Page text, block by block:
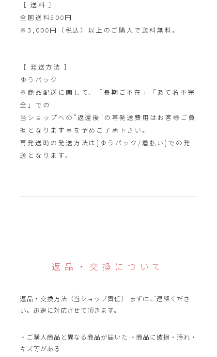
［ 送料 ］
全国送料500円
※3,000円（税込）以上のご購入で送料無料。
［ 発送方法 ］
ゆうパック
※商品配送に関して、「長期ご不在」「あて名不完
全」での
当ショップへの"返還後"の再発送費用はお客様ご負
担となります事を予めご了承下さい。
再発送時の発送方法は[ゆうパック/着払い]での発
送となります。
返品・交換について
返品・交換方法（当ショップ責任）
まずはご連絡くださ
い。迅速に対応させて頂きます。
・ご購入商品と異なる商品が届いた ・商品に破損・汚れ・
キズ等がある